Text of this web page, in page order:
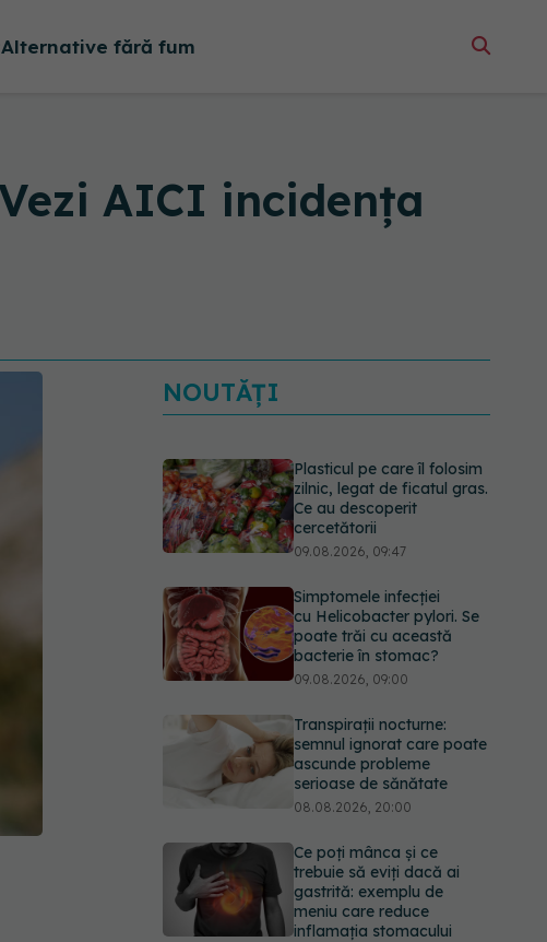
Alternative fără fum
AICI incidența
NOUTĂȚI
Plasticul pe care îl folosim
zilnic, legat de ficatul gras.
Ce au descoperit
cercetătorii
09.08.2026, 09:47
Simptomele infecției
cu Helicobacter pylori. Se
poate trăi cu această
bacterie în stomac?
09.08.2026, 09:00
Transpirații nocturne:
semnul ignorat care poate
ascunde probleme
serioase de sănătate
08.08.2026, 20:00
Ce poți mânca și ce
trebuie să eviți dacă ai
gastrită: exemplu de
meniu care reduce
inflamația stomacului